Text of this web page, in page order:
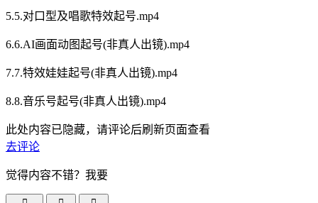
5.5.对口型及唱歌特效起号.mp4
6.6.AI画面动图起号(非真人出镜).mp4
7.7.特效娃娃起号(非真人出镜).mp4
8.8.音乐号起号(非真人出镜).mp4
此处内容已隐藏，请评论后刷新页面查看
去评论
觉得内容不错？我要